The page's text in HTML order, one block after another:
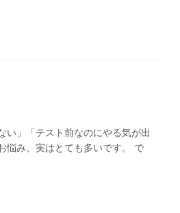
い」「テスト前なのにやる気が出
悩み、実はとても多いです。 で